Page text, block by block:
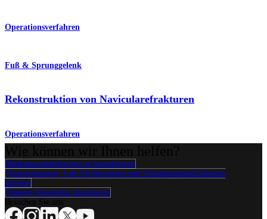
Operationsverfahren
Fuß & Sprunggelenk
Rekonstruktion von Navicularefrakturen
Operationsverfahren
Medizinproduktberater:in kontaktieren
Veranstaltungen, Lab-Vorführungen und Schulungsmöglichkeiten
ansehen
Unseren Newsletter abonnieren